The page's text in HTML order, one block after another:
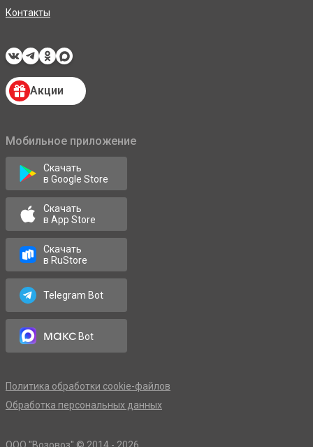
Контакты
Акции
Мобильное приложение
Скачать
в Google Store
Скачать
в App Store
Скачать
в RuStore
Telegram Bot
максBot
Политика обработки cookie-файлов
Обработка персональных данных